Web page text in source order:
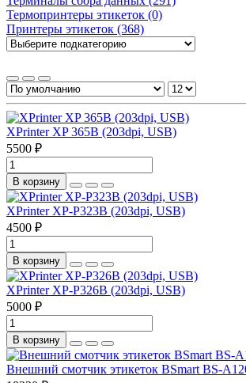
Термопринтеры этикеток (0)
Принтеры этикеток (368)
XPrinter XP 365B (203dpi, USB)
5500 ₽
В корзину
XPrinter XP-P323B (203dpi, USB)
4500 ₽
В корзину
XPrinter XP-P326B (203dpi, USB)
5000 ₽
В корзину
Внешний смотчик этикеток BSmart BS-